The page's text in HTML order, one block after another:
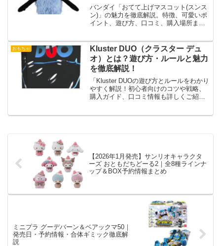
PUPPET SUNSUN】
バンダイ「おてて上げマスコット(スンス
ン)」の魅力を徹底解説。特徴、可愛いポ
イント、遊び方、口コミ、購入場所まで
おもちゃ
Kluster DUO（クラスター デュ
オ）とは？遊び方・ルールと魅力
を徹底解説！
「Kluster DUOの遊び方とルールをわかり
やすく解説！初心者向けのコツや戦略、
購入ガイド、口コミ情報も詳しくご紹介
【2026年1月発売】サンリオキャラクタ
ーズ おともだちどーる2｜全8種ラインナ
ップ＆BOX予約情報まとめ
ミニプラ グーデバーン＆ベアックマ50｜
発売日・予約情報・合体ギミック徹底解
説